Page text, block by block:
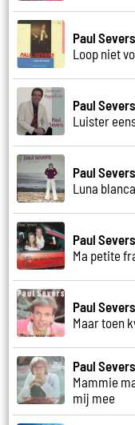
Paul Severs
Loop niet
Paul Severs
Luister
Paul Severs
Luna blanca
Paul Severs
Ma petite
Paul Severs
Maar toen
Paul Severs
Mammie
mij mee